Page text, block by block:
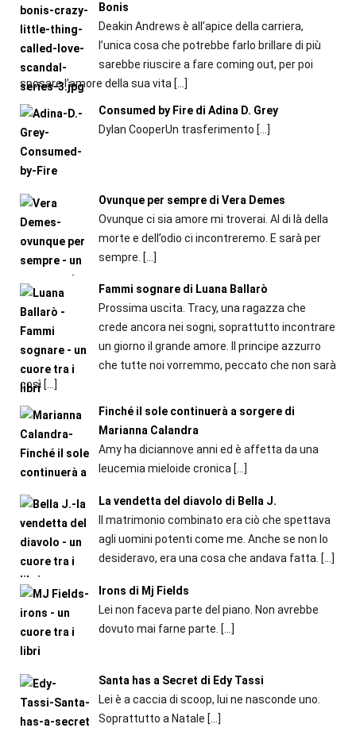
Bonis
Deakin Andrews è all’apice della carriera,
l’unica cosa che potrebbe farlo brillare di più
sarebbe riuscire a fare coming out, per poi
sposare l’amore della sua vita […]
Consumed by Fire di Adina D. Grey
Dylan CooperUn trasferimento […]
Ovunque per sempre di Vera Demes
Ovunque ci sia amore mi troverai. Al di là della
morte e dell’odio ci incontreremo. E sarà per
sempre. […]
Fammi sognare di Luana Ballarò
Prossima uscita. Tracy, una ragazza che
crede ancora nei sogni, soprattutto incontrare
un giorno il grande amore. Il principe azzurro
che tutte noi vorremmo, peccato che non sarà
così […]
Finché il sole continuerà a sorgere di
Marianna Calandra
Amy ha diciannove anni ed è affetta da una
leucemia mieloide cronica[…]
La vendetta del diavolo di Bella J.
Il matrimonio combinato era ciò che spettava
agli uomini potenti come me. Anche se non lo
desideravo, era una cosa che andava fatta. […]
Irons di Mj Fields
Lei non faceva parte del piano. Non avrebbe
dovuto mai farne parte. […]
Santa has a Secret di Edy Tassi
Lei è a caccia di scoop, lui ne nasconde uno.
Soprattutto a Natale […]